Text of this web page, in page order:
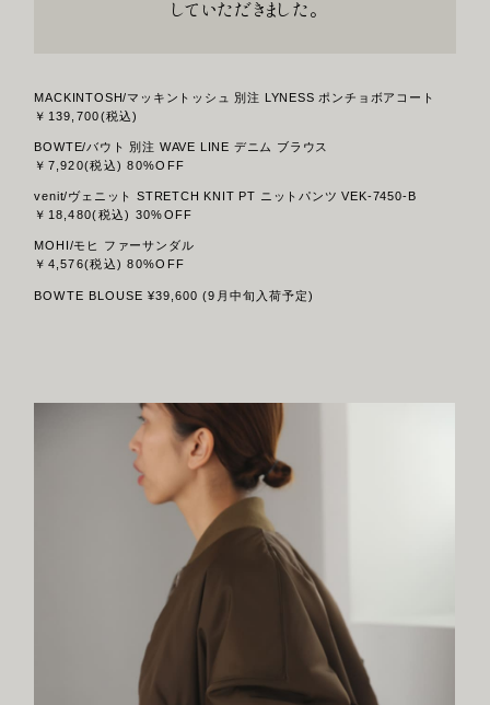
していただきました。
MACKINTOSH/マッキントッシュ 別注 LYNESS ポンチョボアコート
￥139,700(税込)
BOWTE/バウト 別注 WAVE LINE デニム ブラウス
￥7,920(税込) 80%OFF
venit/ヴェニット STRETCH KNIT PT ニットパンツ VEK-7450-B
￥18,480(税込) 30%OFF
MOHI/モヒ ファーサンダル
￥4,576(税込) 80%OFF
BOWTE BLOUSE ¥39,600 (9月中旬入荷予定)